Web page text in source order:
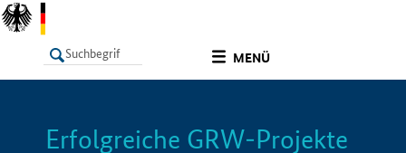
MENÜ
LISTE Info
Erfolgreiche GRW-Projekte